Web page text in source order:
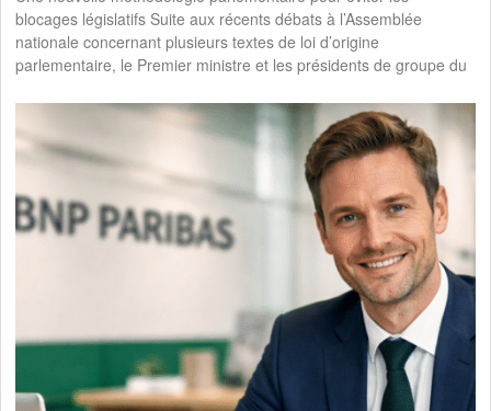
blocages législatifs Suite aux récents débats à l’Assemblée
nationale concernant plusieurs textes de loi d’origine
parlementaire, le Premier ministre et les présidents de groupe du